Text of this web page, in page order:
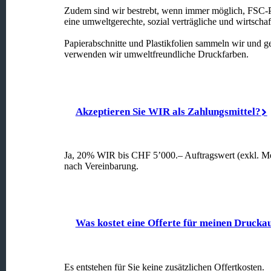
Zudem sind wir bestrebt, wenn immer möglich,
eine umweltgerechte, sozial verträgliche und
Papierabschnitte und Plastikfolien sammeln wir und
verwenden wir umweltfreundliche Druckfarben.
Akzeptieren Sie WIR als Zahlungsmittel?
Ja, 20% WIR bis CHF 5’000.– Auftragswert (exkl.
nach Vereinbarung.
Was kostet eine Offerte für meinen
Es entstehen für Sie keine zusätzlichen Offertkosten.